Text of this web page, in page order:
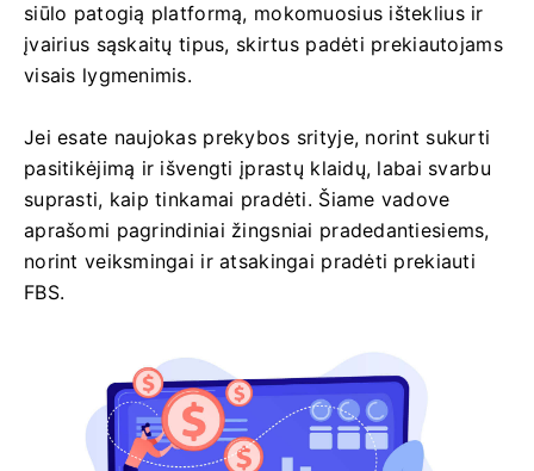
siūlo patogią platformą, mokomuosius išteklius ir
įvairius sąskaitų tipus, skirtus padėti prekiautojams
visais lygmenimis.
Jei esate naujokas prekybos srityje, norint sukurti
pasitikėjimą ir išvengti įprastų klaidų, labai svarbu
suprasti, kaip tinkamai pradėti. Šiame vadove
aprašomi pagrindiniai žingsniai pradedantiesiems,
norint veiksmingai ir atsakingai pradėti prekiauti
FBS.